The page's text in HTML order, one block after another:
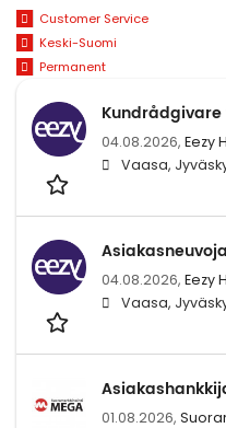
Customer Service
Keski-Suomi
Permanent
04.08.2026, Eezy
Vaasa,
04.08.2026, Eezy
Vaasa,
01.08.2026,